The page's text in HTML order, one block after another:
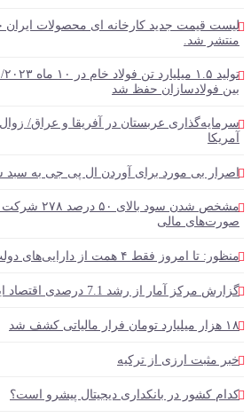
منتشر شد.
بین فولادسازان حفظ شد
سرمایه‌گذاری عربستان در آفریقا و عراق/
آمریکا
اصرار بی مورد برای آوردن ال پی جی به
مشخص شدن سود
صورت‌های مالی
منظور: تا امروز فقط ۴ همت از دارایی‌های دولت مولدسازی شده است
گزارش مرکز آمار از رشد 7.1 درصدی اقتصاد ایران در تابستان 1402
۱۸ هزار میلیارد تومان فرار مالیاتی کشف شد
خبر مثبت ارزی از ترکیه
کدام کشور در بانکداری دیجیتال پیشرو است؟